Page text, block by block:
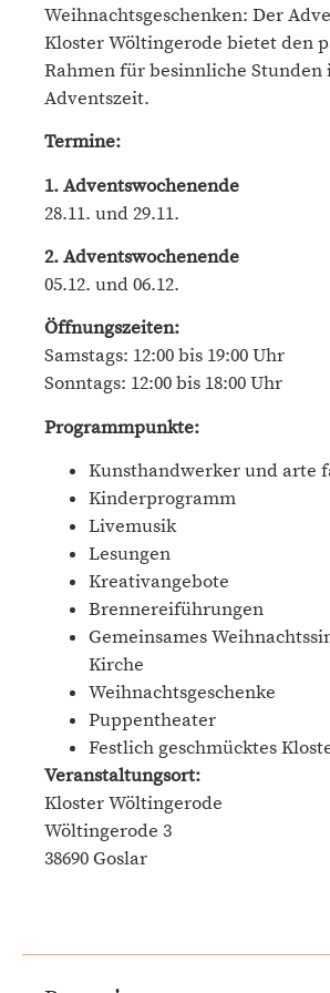
Weihnachtsgeschenken: Der
Kloster Wöltingerode bietet den
Rahmen für besinnliche Stunden
Adventszeit.
Termine:
1. Adventswochenende
28.11. und 29.11.
2. Adventswochenende
05.12. und 06.12.
Öffnungszeiten:
Samstags: 12:00 bis 19:00 Uhr
Sonntags: 12:00 bis 18:00 Uhr
Programmpunkte:
Kunsthandwerker und arte
Kinderprogramm
Livemusik
Lesungen
Kreativangebote
Brennereiführungen
Gemeinsames
Kirche
Weihnachtsgeschenke
Puppentheater
Festlich geschmücktes
Veranstaltungsort:
Kloster Wöltingerode
Wöltingerode 3
38690 Goslar